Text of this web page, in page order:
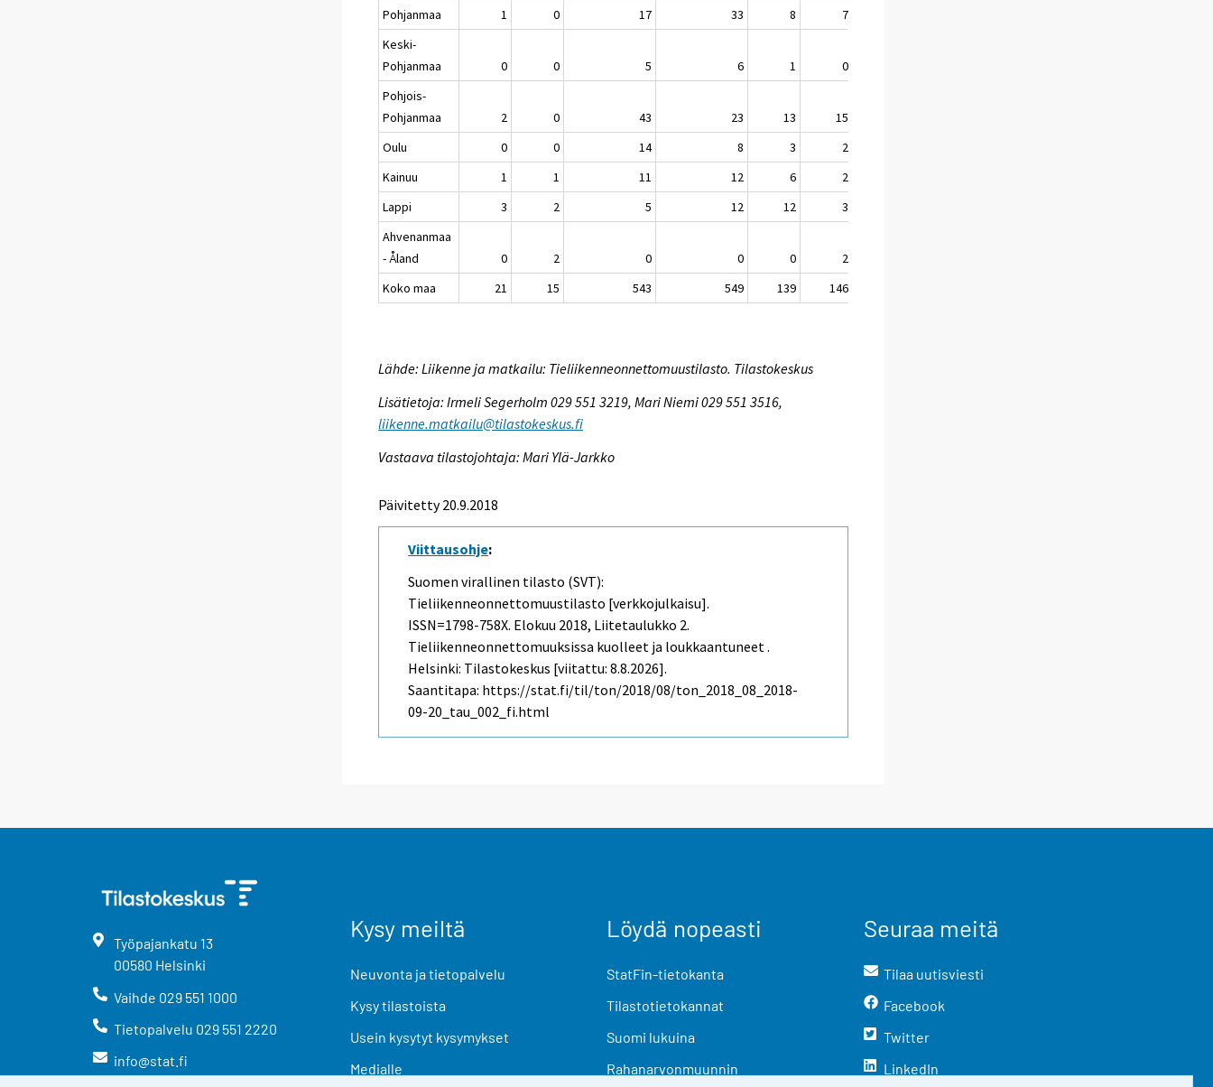
Pohjanmaa
1 0 17 33 8 7
Keski-
Pohjanmaa
0 0 5 6 1 0
Pohjois-
Pohjanmaa
2 0 43 23 13 15
Oulu
0 0 14 8 3 2
Kainuu
1 1 11 12 6 2
Lappi
3 2 5 12 12 3
Ahvenanmaa
- Åland
0 2 0 0 0 2
Koko maa
21 15 543 549 139 146
Lähde: Liikenne ja matkailu: Tieliikenneonnettomuustilasto. Tilastokeskus
Lisätietoja: Irmeli Segerholm 029 551 3219, Mari Niemi 029 551 3516,
liikenne.matkailu@tilastokeskus.fi
Vastaava tilastojohtaja: Mari Ylä-Jarkko
Päivitetty 20.9.2018
Viittausohje:
Suomen virallinen tilasto (SVT):
Tieliikenneonnettomuustilasto [verkkojulkaisu].
ISSN=1798-758X. Elokuu 2018, Liitetaulukko 2.
Tieliikenneonnettomuuksissa kuolleet ja loukkaantuneet .
Helsinki: Tilastokeskus [viitattu: 8.8.2026].
Saantitapa: https://stat.fi/til/ton/2018/08/ton_2018_08_2018-
09-20_tau_002_fi.html
Työpajankatu 13
00580 Helsinki
Vaihde 029 551 1000
Tietopalvelu 029 551 2220
info@stat.fi
Kysy meiltä
Neuvonta ja tietopalvelu
Kysy tilastoista
Usein kysytyt kysymykset
Medialle
Löydä nopeasti
StatFin-tietokanta
Tilastotietokannat
Suomi lukuina
Rahanarvonmuunnin
Seuraa meitä
Tilaa uutisviesti
Facebook
Twitter
LinkedIn